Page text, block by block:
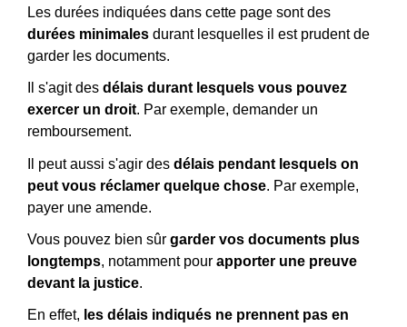
Les durées indiquées dans cette page sont des
durées minimales durant lesquelles il est prudent de
garder les documents.
Il s'agit des délais durant lesquels vous pouvez
exercer un droit. Par exemple, demander un
remboursement.
Il peut aussi s'agir des délais pendant lesquels on
peut vous réclamer quelque chose. Par exemple,
payer une amende.
Vous pouvez bien sûr garder vos documents plus
longtemps, notamment pour apporter une preuve
devant la justice.
En effet, les délais indiqués ne prennent pas en